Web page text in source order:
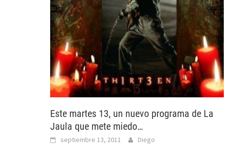
Este martes 13, un nuevo programa de La
Jaula que mete miedo…
septiembre 13, 2011 Diego